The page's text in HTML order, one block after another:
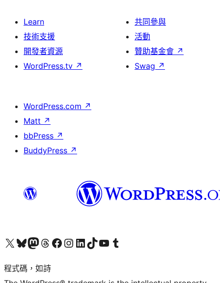
Learn
技術支援
開發者資源
WordPress.tv ↗
共同參與
活動
贊助基金會 ↗
Swag ↗
WordPress.com ↗
Matt ↗
bbPress ↗
BuddyPress ↗
查看我們的 X (之前的 Twitter) 帳號造訪我們的 Bluesky 帳號造訪我們的 Mastodon 帳號造訪我們的 Threads 帳號 造訪我們的 Facebook 粉絲專頁Visit our Instagram account
Visit our LinkedIn account
造訪我們的 TikTok 帳號Visit our YouTube channel
造訪我們的 Tumblr 帳號
程式碼，如詩